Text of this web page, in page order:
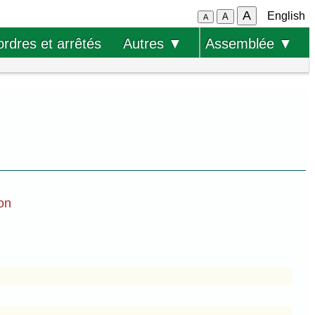
A A A English
et arrêtés Autres ▼ Assemblée ▼